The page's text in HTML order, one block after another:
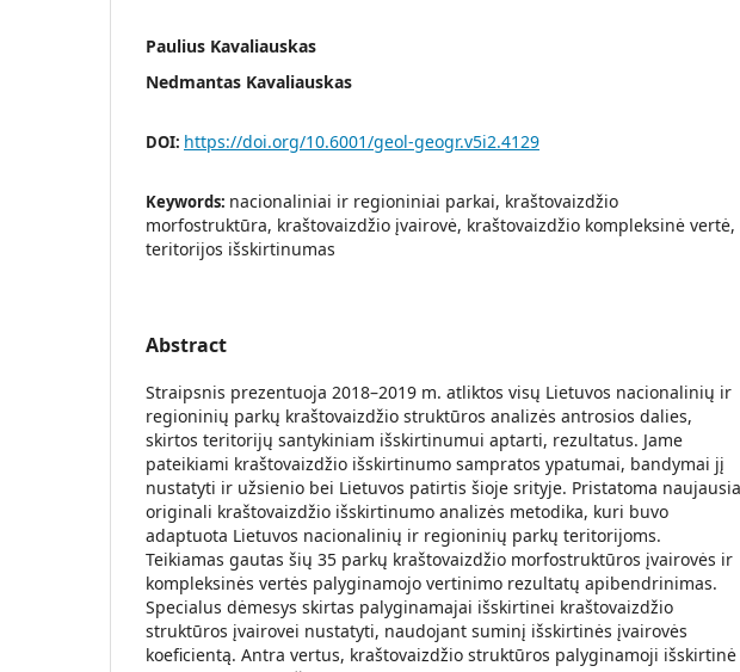
Paulius Kavaliauskas
Nedmantas Kavaliauskas
DOI: https://doi.org/10.6001/geol-geogr.v5i2.4129
Keywords: nacionaliniai ir regioniniai parkai, kraštovaizdžio
morfostruktūra, kraštovaizdžio įvairovė, kraštovaizdžio kompleksinė vertė,
teritorijos išskirtinumas
Abstract
Straipsnis prezentuoja 2018–2019 m. atliktos visų Lietuvos na­cio­nalinių ir
regioninių parkų kraštovaizdžio struktūros analizės antrosios dalies,
skirtos teritorijų santykiniam išskirtinumui aptarti, rezultatus. Jame
pateikiami kraštovaizdžio išskirtinumo sampratos ypatumai, bandymai jį
nustatyti ir užsienio bei Lietuvos patirtis šioje srityje. Pristatoma naujausia
originali kraštovaizdžio išskirtinumo analizės metodika, kuri buvo
adaptuota Lietuvos nacionalinių ir regioninių parkų teritorijoms.
Teikiamas gautas šių 35 parkų kraštovaizdžio morfostruktūros įvairovės ir
kompleksinės vertės palyginamojo vertinimo rezultatų apibendrinimas.
Specialus dėmesys skirtas palyginamajai išskirtinei kraštovaizdžio
struktūros įvairovei nustatyti, naudojant suminį išskirtinės įvairovės
koeficientą. Antra vertus, kraštovaizdžio struktūros palyginamoji išskirtinė